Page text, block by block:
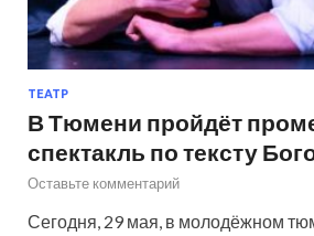
ТЕАТР
В Тюмени пройдёт
спектакль по тексту
Оставьте комментарий
Сегодня, 29 мая, в молодёжном